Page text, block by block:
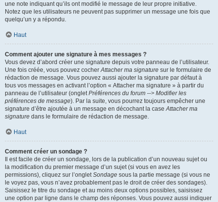
une note indiquant qu’ils ont modifié le message de leur propre initiative.
Notez que les utilisateurs ne peuvent pas supprimer un message une fois que
quelqu’un y a répondu.
Haut
Comment ajouter une signature à mes messages ?
Vous devez d’abord créer une signature depuis votre panneau de l’utilisateur.
Une fois créée, vous pouvez cocherAttacher ma signature sur le formulaire de
rédaction de message. Vous pouvez aussi ajouter la signature par défaut à
tous vos messages en activant l’option « Attacher ma signature » à partir du
panneau de l’utilisateur (ongletPréférences du forum --> Modifier les
préférences de message). Par la suite, vous pourrez toujours empêcher une
signature d’être ajoutée à un message en décochant la caseAttacher ma
signature dans le formulaire de rédaction de message.
Haut
Comment créer un sondage ?
Il est facile de créer un sondage, lors de la publication d’un nouveau sujet ou
la modification du premier message d’un sujet (si vous en avez les
permissions), cliquez sur l’ongletSondage sous la partie message (si vous ne
le voyez pas, vous n’avez probablement pas le droit de créer des sondages).
Saisissez le titre du sondage et au moins deux options possibles, saisissez
une option par ligne dans le champ des réponses. Vous pouvez aussi indiquer